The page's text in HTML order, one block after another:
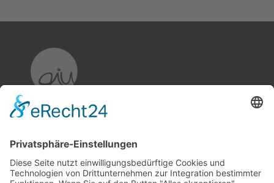
GmbH & Co. KG
Breslauer Straße 49
D-04299 Leipzig